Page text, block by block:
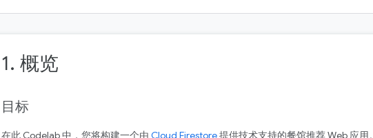
1. 概览
目标
在此 Codelab 中，您将构建一个由 Cloud Firestore提供技术支持的餐馆推荐 Web 应用。